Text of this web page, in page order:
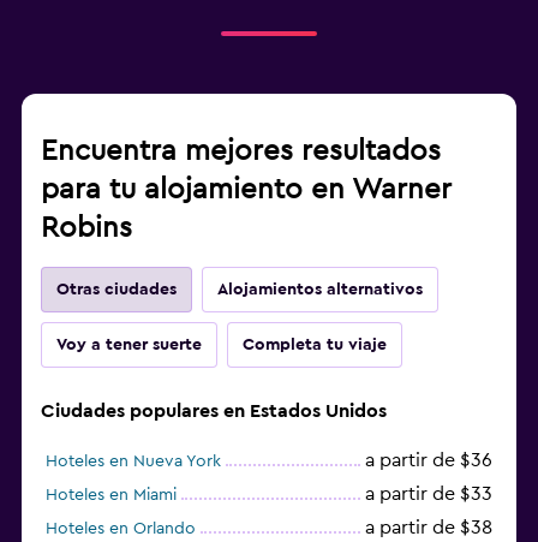
Encuentra mejores resultados
para tu alojamiento en Warner
Robins
Otras ciudades Alojamientos alternativos
Voy a tener suerte Completa tu viaje
Ciudades populares en Estados Unidos
Hoteles en Nueva York a partir de $36
Hoteles en Miami a partir de $33
Hoteles en Orlando a partir de $38